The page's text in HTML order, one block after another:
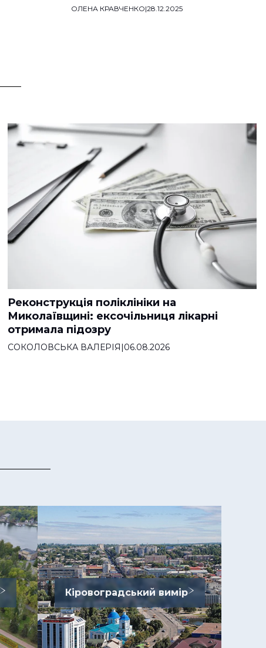
ОЛЕНА КРАВЧЕНКО|28.12.2025
Реконструкція поліклініки на
Миколаївщині: ексочільниця лікарні
отримала підозру
СОКОЛОВСЬКА ВАЛЕРІЯ|06.08.2026
Кіровоградський вимір